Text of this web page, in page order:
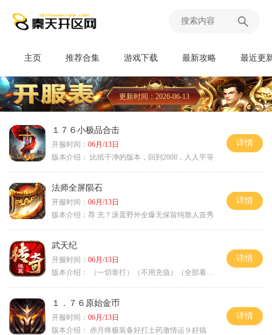
主页 推荐合集 游戏下载 最新攻略 最近更
更新时间：2026-06-13
１７６小极品合击
开服时间： 06月/13日
版本介绍：
比纸干净的版本，回到2008，人人平等
详情
法师全屏陨石
开服时间： 06月/13日
版本介绍： 荐 充？滚蛋野外全爆无保留纯散人首秀
详情
武天纪
开服时间： 06月/13日
版本介绍：
（一切靠打）（不用充值）（全部看脸）
详情
１．７６原始金币
开服时间： 06月/13日
版本介绍： 赤月终极装备好打土药激情运９好搞
详情